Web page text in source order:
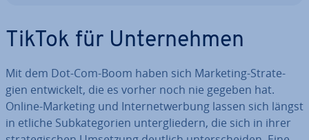
TikTok für Un­ter­neh­men
Mit dem Dot-Com-Boom haben sich Marketing-Stra­te­
gien ent­wi­ckelt, die es vorher noch nie gegeben hat.
Online-Marketing und In­ter­net­wer­bung lassen sich längst
in etliche Sub­ka­te­go­rien un­ter­glie­dern, die sich in ihrer